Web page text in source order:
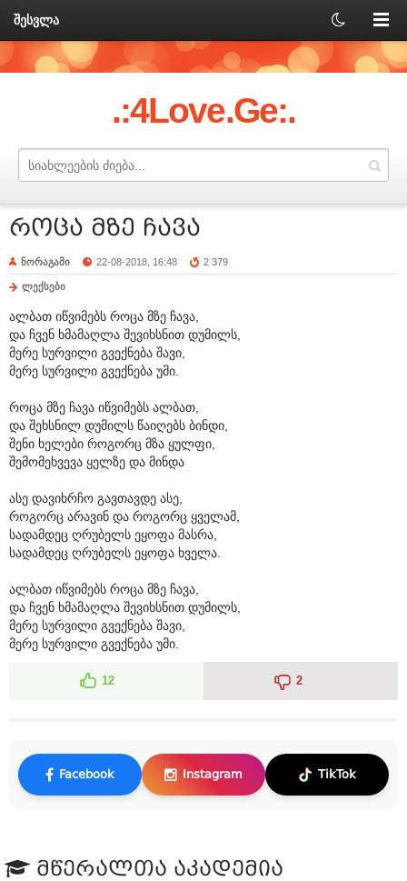
შესვლა
.:4Love.Ge:.
როცა მზე ჩავა
ნორაგამი 22-08-2018, 16:48 2 379
ლექსები
ალბათ იწვიმებს როცა მზე ჩავა,
და ჩვენ ხმამაღლა შევიხსნით დუმილს,
მერე სურვილი გვექნება შავი,
მერე სურვილი გვექნება უმი.
როცა მზე ჩავა იწვიმებს ალბათ,
და შეხსნილ დუმილს წაიღებს ბინდი,
შენი ხელები როგორც მზა ყულფი,
შემომეხვევა ყელზე და მინდა
ასე დავიხრჩო გავთავდე ასე,
როგორც არავინ და როგორც ყველამ,
სადამდეც ღრუბელს ეყოფა მასრა,
სადამდეც ღრუბელს ეყოფა ხველა.
ალბათ იწვიმებს როცა მზე ჩავა,
და ჩვენ ხმამაღლა შევიხსნით დუმილს,
მერე სურვილი გვექნება შავი,
მერე სურვილი გვექნება უმი.
12 2
Facebook Instagram TikTok
მწერალთა აკადემია